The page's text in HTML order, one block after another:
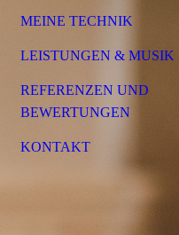
MEINE TECHNIK
LEISTUNGEN & MUSIK
REFERENZEN UND
BEWERTUNGEN
KONTAKT